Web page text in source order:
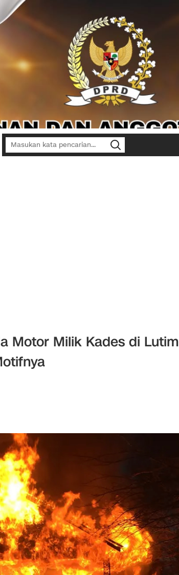
Motor Milik Kades di Lutim